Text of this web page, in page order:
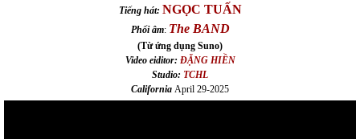
Tiếng hát: NGỌC TUẤN
Phối âm: The BAND
(Từ ứng dụng Suno)
Video eiditor: ĐẶNG HIỀN
Studio: TCHL
California April 29-2025